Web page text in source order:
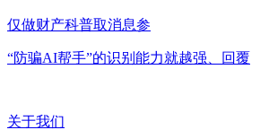
仅做财产科普取消息参
“防骗AI帮手”的识别能力就越强、回覆
关于我们